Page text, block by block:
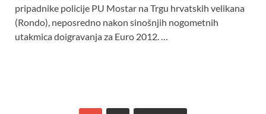
pripadnike policije PU Mostar na Trgu hrvatskih velikana
(Rondo), neposredno nakon sinošnjih nogometnih
utakmica doigravanja za Euro 2012. …